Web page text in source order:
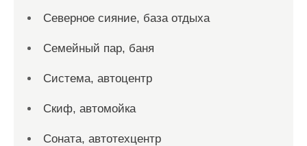
Северное сияние, база отдыха
Семейный пар, баня
Система, автоцентр
Скиф, автомойка
Соната, автотехцентр